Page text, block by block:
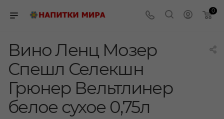
0
Вино Ленц Мозер
Спешл Селекшн
Грюнер Вельтлинер
белое сухое 0,75л